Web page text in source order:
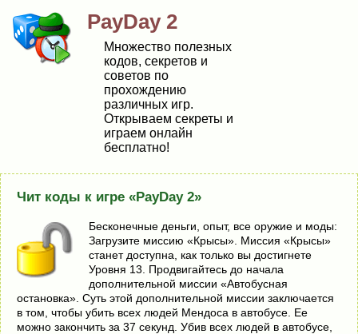
PayDay 2
Множество полезных
кодов, секретов и
советов по
прохождению
различных игр.
Открываем секреты и
играем онлайн
бесплатно!
Чит коды к игре «PayDay 2»
Бесконечные деньги, опыт, все оружие и моды:
Загрузите миссию «Крысы». Миссия «Крысы»
станет доступна, как только вы достигнете
Уровня 13. Продвигайтесь до начала
дополнительной миссии «Автобусная
остановка». Суть этой дополнительной миссии заключается
в том, чтобы убить всех людей Мендоса в автобусе. Ее
можно закончить за 37 секунд. Убив всех людей в автобусе,